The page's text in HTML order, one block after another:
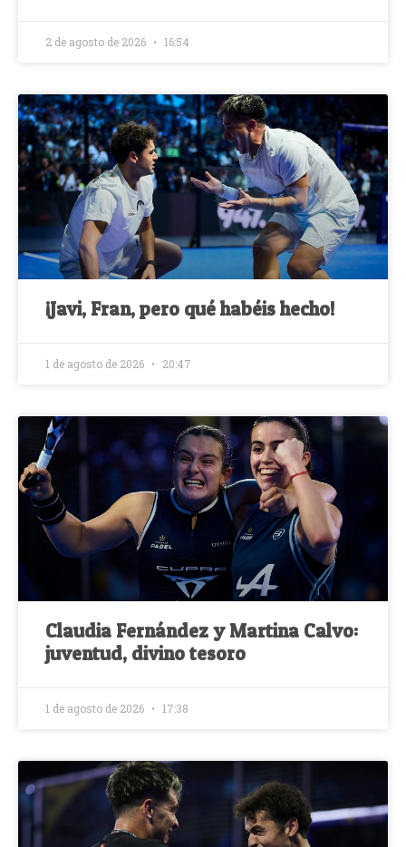
2 de agosto de 2026 16:54
¡Javi, Fran, pero qué habéis hecho!
1 de agosto de 2026 20:47
Claudia Fernández y Martina Calvo:
juventud, divino tesoro
1 de agosto de 2026 17:38